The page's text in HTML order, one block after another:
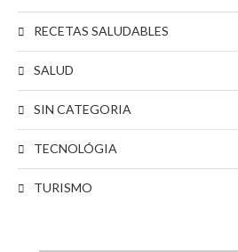
RECETAS SALUDABLES
SALUD
SIN CATEGORIA
TECNOLÓGIA
TURISMO